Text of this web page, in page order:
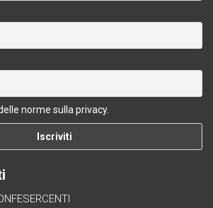
norme sulla privacy.